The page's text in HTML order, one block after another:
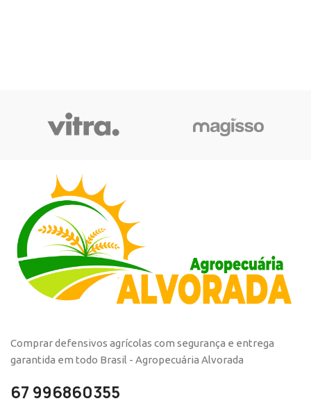
Comprar defensivos agrícolas com segurança e entrega
garantida em todo Brasil - Agropecuária Alvorada
67 996860355